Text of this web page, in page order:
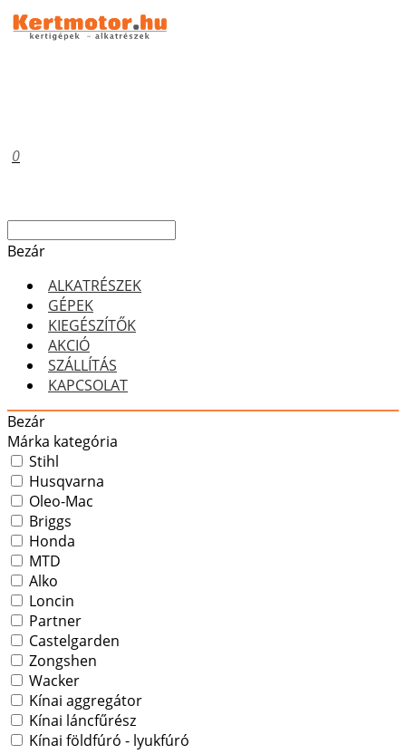
0
Bezár
ALKATRÉSZEK
GÉPEK
KIEGÉSZÍTŐK
AKCIÓ
SZÁLLÍTÁS
KAPCSOLAT
Bezár
Márka kategória
Stihl
Husqvarna
Oleo-Mac
Briggs
Honda
MTD
Alko
Loncin
Partner
Castelgarden
Zongshen
Wacker
Kínai aggregátor
Kínai láncfűrész
Kínai földfúró - lyukfúró